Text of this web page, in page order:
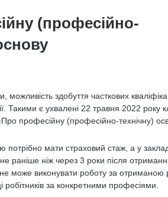
(професійно-
здобуття часткових
Такими є ухвалені 22 травня 2022 року
професійну (професійно-технічну)
потрібно мати страховий стаж, а у
раніше ніж через 3 роки після
може виконувати роботу за отриманою
за конкретними професіями.